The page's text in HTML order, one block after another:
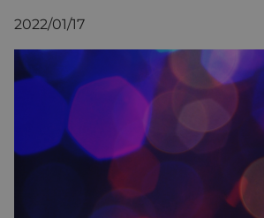
2022/01/17